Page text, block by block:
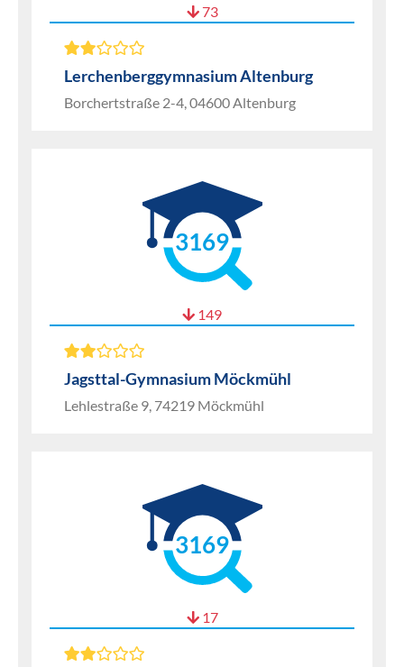
73
Lerchenberggymnasium Altenburg
Borchertstraße 2-4, 04600 Altenburg
3169
149
Jagsttal-Gymnasium Möckmühl
Lehlestraße 9, 74219 Möckmühl
3169
17